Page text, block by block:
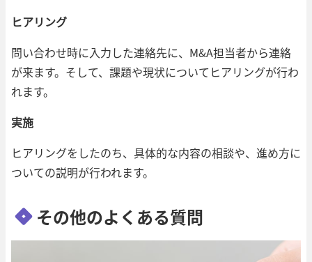
ヒアリング
問い合わせ時に入力した連絡先に、M&A担当者から連絡
が来ます。そして、課題や現状についてヒアリングが行わ
れます。
実施
ヒアリングをしたのち、具体的な内容の相談や、進め方に
ついての説明が行われます。
その他のよくある質問